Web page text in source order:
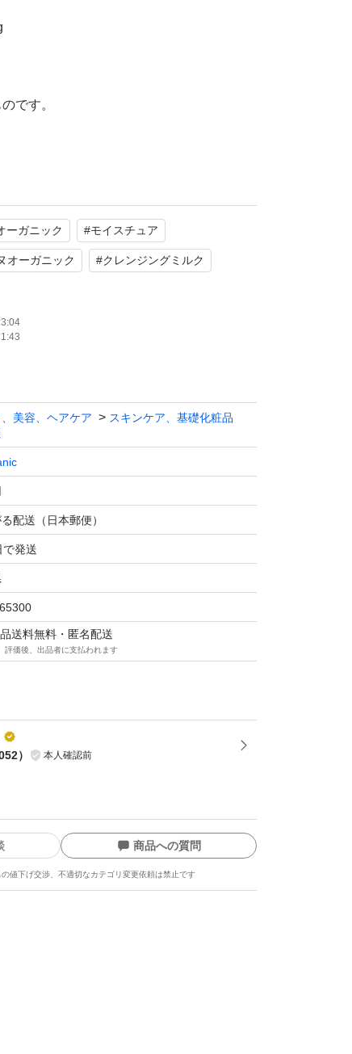
です。
。
ーガニック #モイスチュア
オーガニック #クレンジングミルク
美容、ヘアケア
スキンケア、基礎化粧品
配送（日本郵便）
で発送
送料無料・匿名配送
評価後、出品者に支払われます
） 本人確認前
商品への質問
値下げ交渉、不適切なカテゴリ変更依頼は禁止です